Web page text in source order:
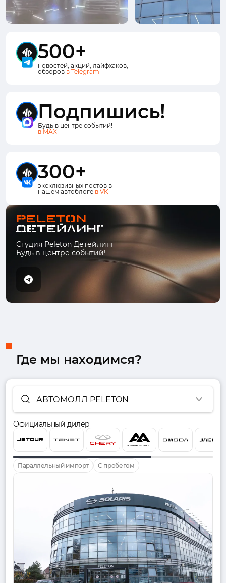
500+
новостей, акций, лайфхаков,
обзоров в Telegram
Подпишись!
Будь в центре событий!
в MAX
300+
эксклюзивных постов в
нашем автоблоге в VK
Студия Peleton Детейлинг
Будь в центре событий!
Где мы находимся?
АВТОМОЛЛ PELETON
Официальный дилер
Параллельный импорт С пробегом